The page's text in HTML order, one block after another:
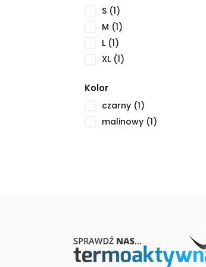
S (1)
M (1)
L (1)
XL (1)
Kolor
czarny (1)
malinowy (1)